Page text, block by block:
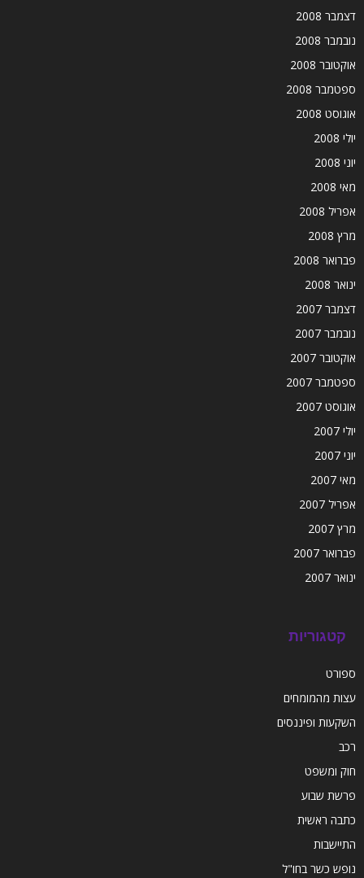
דצמבר 2008
נובמבר 2008
אוקטובר 2008
ספטמבר 2008
אוגוסט 2008
יולי 2008
יוני 2008
מאי 2008
אפריל 2008
מרץ 2008
פברואר 2008
ינואר 2008
דצמבר 2007
נובמבר 2007
אוקטובר 2007
ספטמבר 2007
אוגוסט 2007
יולי 2007
יוני 2007
מאי 2007
אפריל 2007
מרץ 2007
פברואר 2007
ינואר 2007
קטגוריות
ספורט
עצות מהמומחים
השקעות ופיננסים
רכב
חוק ומשפט
פרשת שבוע
כתבה ראשית
התיישבות
נופש כשר בחו"ל